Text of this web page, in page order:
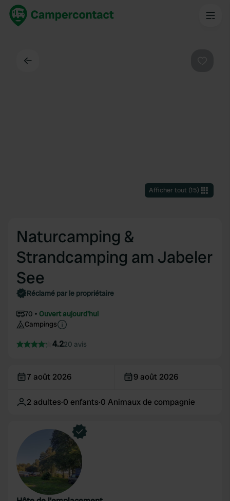
Afficher tout(15)
Naturcamping &
Strandcamping am Jabeler
See
Réclamé par le propriétaire
70
Ouvert aujourd'hui
Campings
4.220 avis
7 août 2026 9 août 2026
2 adultes·0 enfants·0 Animaux de compagnie